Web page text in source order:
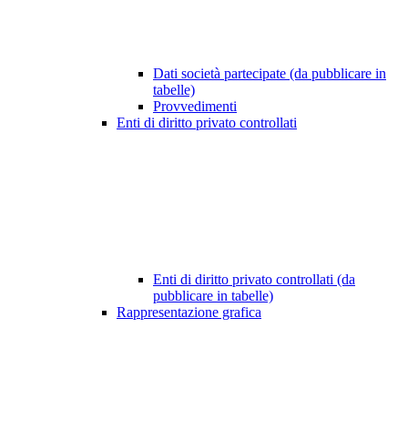
Dati società partecipate (da pubblicare in
tabelle)
Provvedimenti
Enti di diritto privato controllati
Enti di diritto privato controllati (da
pubblicare in tabelle)
Rappresentazione grafica